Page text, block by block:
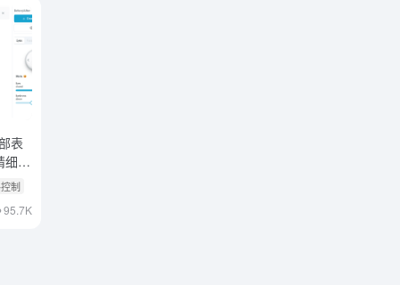
表
细控
制
95.7K